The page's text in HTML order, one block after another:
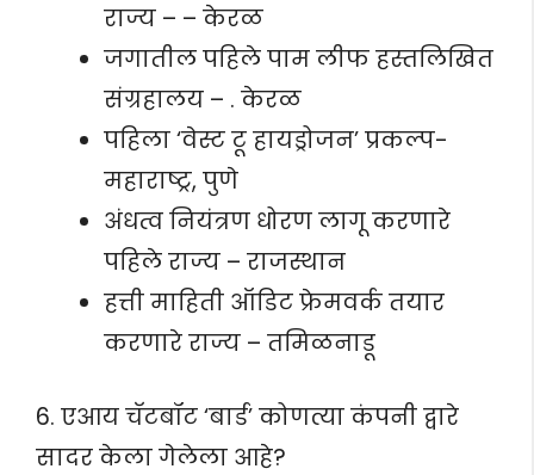
राज्य – – केरळ
जगातील पहिले पाम लीफ हस्तलिखित
संग्रहालय – . केरळ
पहिला ‘वेस्ट टू हायड्रोजन’ प्रकल्प-
महाराष्ट्र, पुणे
अंधत्व नियंत्रण धोरण लागू करणारे
पहिले राज्य – राजस्थान
हत्ती माहिती ऑडिट फ्रेमवर्क तयार
करणारे राज्य – तमिळनाडू
6. एआय चॅटबॉट ‘बार्ड’ कोणत्या कंपनी द्वारे
सादर केला गेलेला आहे?